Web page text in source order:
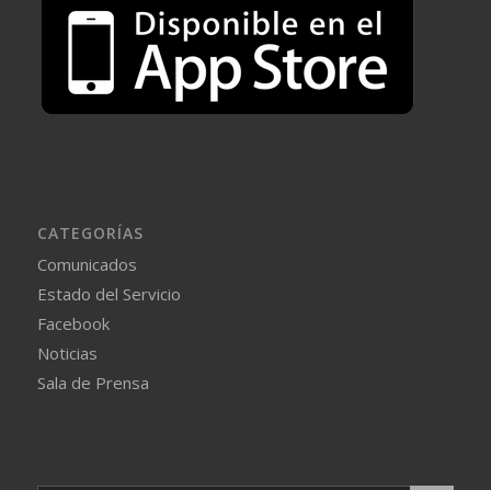
CATEGORÍAS
Comunicados
Estado del Servicio
Facebook
Noticias
Sala de Prensa